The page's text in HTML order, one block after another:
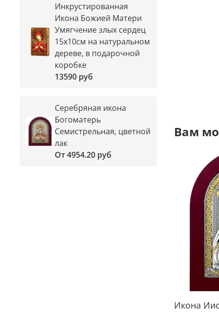
Вам
Икона
Инкрустированная
Икона Божией Матери
Умягчение злых сердец
15х10см на натуральном
дереве, в подарочной
коробке
13590 руб
Серебряная икона
Богоматерь
Семистрельная, цветной
лак
От4954.20 руб